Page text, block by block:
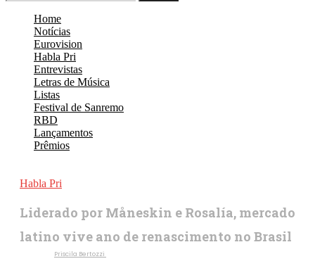
Home
Notícias
Eurovision
Habla Pri
Entrevistas
Letras de Música
Listas
Festival de Sanremo
RBD
Lançamentos
Prêmios
Habla Pri
Liderado por Måneskin e Rosalía, mercado
latino vive ano de renascimento no Brasil
Priscila Bertozzi